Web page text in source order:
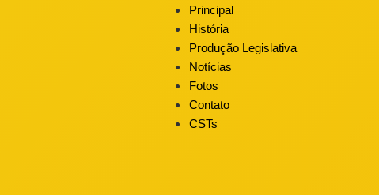
Principal
História
Produção Legislativa
Notícias
Fotos
Contato
CSTs